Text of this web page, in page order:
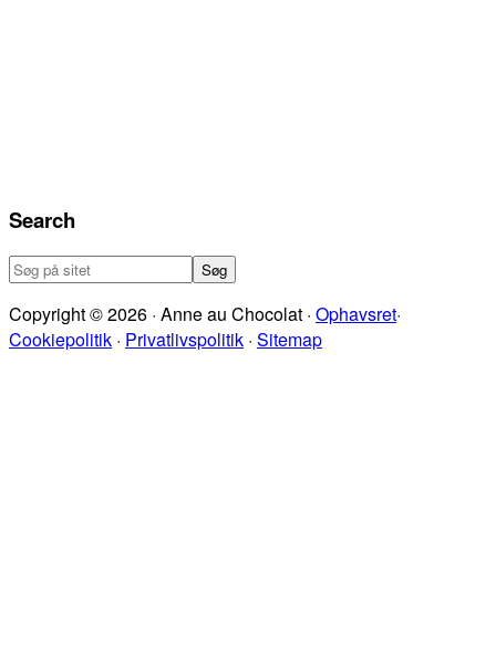
Search
Søg
sitet
Copyright © 2026 · Anne au Chocolat · Ophavsret·
Cookiepolitik · Privatlivspolitik · Sitemap